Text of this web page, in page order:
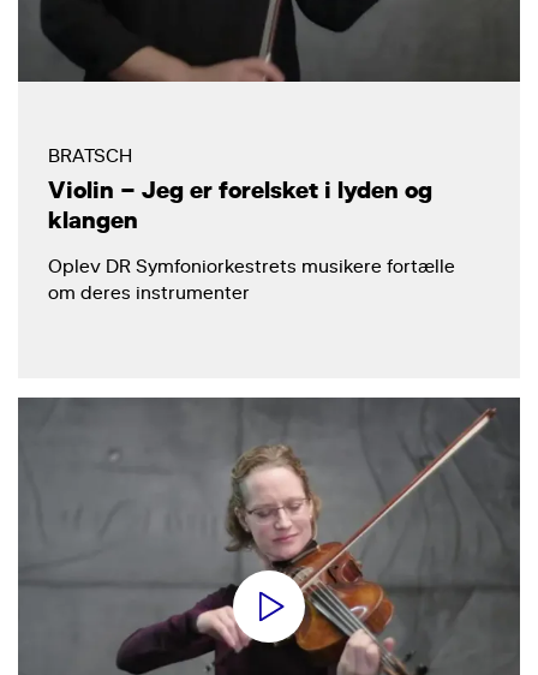
BRATSCH
Violin – Jeg er forelsket i lyden og
klangen
Oplev DR Symfoniorkestrets musikere fortælle
om deres instrumenter